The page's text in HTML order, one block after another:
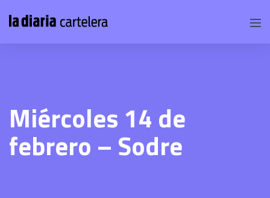
Miércoles 14 de
febrero – Sodre